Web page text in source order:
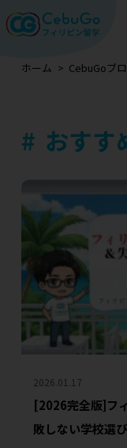
ホーム CebuGoブ
おすす
2026.01.17
[2026完全版]フ
敗しない学校選